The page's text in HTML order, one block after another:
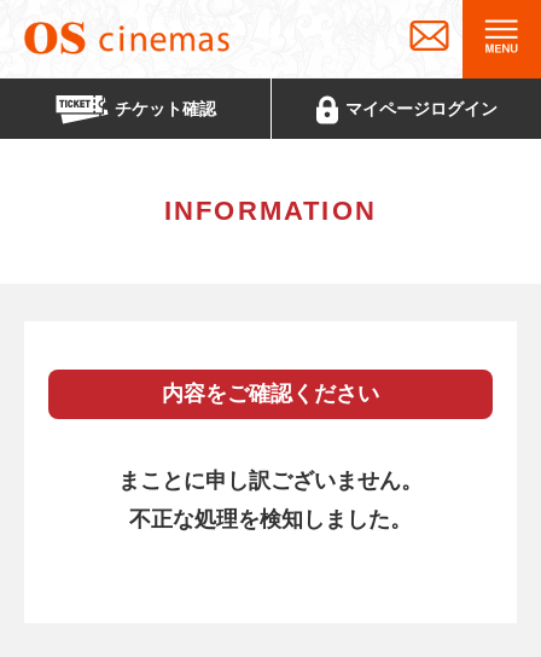
チケット確認 マイページログイン
INFORMATION
内容をご確認ください
まことに申し訳ございません。
不正な処理を検知しました。